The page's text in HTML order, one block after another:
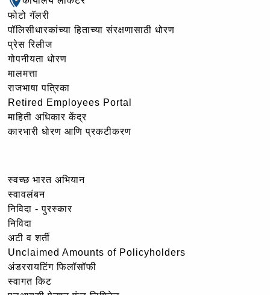
फोटो गॅलरी
पॉलिसीधारकांच्या हिताच्या संरक्षणासाठी धोरण
प्रेस रिलीज
गोपनीयता धोरण
मालमत्ता
राजभाषा पत्रिका
Retired Employees Portal
माहिती अधिकार केंद्र
कारभारी धोरण आणि प्रकटीकरण
स्वच्छ भारत अभियान
स्वावलंबन
निविदा - पुरस्कार
निविदा
अटी व शर्ती
Unclaimed Amounts of Policyholders
अंडररायटिंग फिलॉसॉफी
स्वागत किट